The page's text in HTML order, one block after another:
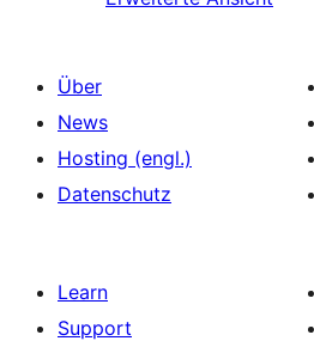
Über
News
Hosting (engl.)
Datenschutz
Learn
Support